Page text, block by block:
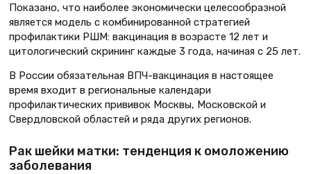
Показано, что наиболее экономически целесообразной
является модель с комбинированной стратегией
профилактики РШМ: вакцинация в возрасте 12 лет и
цитологический скрининг каждые 3 года, начиная с 25 лет.
В России обязательная ВПЧ-вакцинация в настоящее
время входит в региональные календари
профилактических прививок Москвы, Московской и
Свердловской областей и ряда других регионов.
Рак шейки матки: тенденция к омоложению
заболевания